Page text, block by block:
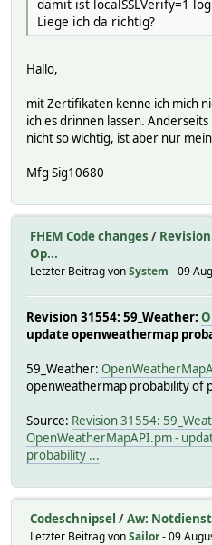
damit ist localSSLVerify=1
Liege ich da richtig?
Hallo,
mit Zertifikaten kenne ich mich
ich es drinnen lassen.
nicht so wichtig, ist aber nur
Mfg Sig10680
FHEM Code changes /
Op...
Letzter Beitrag vonSystem - 09
Revision 31554: 59_Weather:
update openweathermap
59_Weather:
openweathermap probability of
Source: Revision 31554:
OpenWeatherMapAPI.pm -
probability ...
Codeschnipsel /Aw:
Letzter Beitrag vonSailor- 09